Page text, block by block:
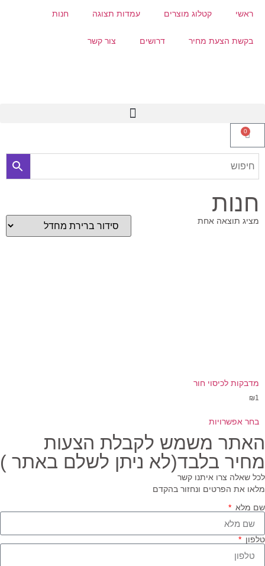
ראשי קטלוג מוצרים עמדות תצוגה חנות
בקשת הצעת מחיר דרושים צור קשר
0
חנות
מציג תוצאה אחת
מדבקות לכיסוי חור
₪1
בחר אפשרויות
האתר משמש לקבלת הצעות
מחיר בלבד(לא ניתן לשלם באתר )
לכל שאלה צרו איתנו קשר
מלאו את הפרטים ונחזור בהקדם
שם מלא
טלפון